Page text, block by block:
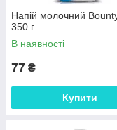
Напій молочний
350 г
В наявності
77 ₴
Купити